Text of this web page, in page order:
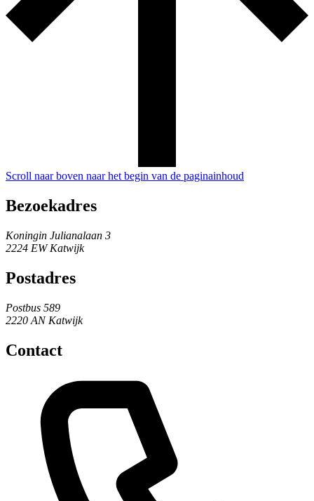
Scroll naar boven naar het begin van de paginainhoud
Bezoekadres
Koningin Julianalaan 3
2224 EW Katwijk
Postadres
Postbus 589
2220 AN Katwijk
Contact